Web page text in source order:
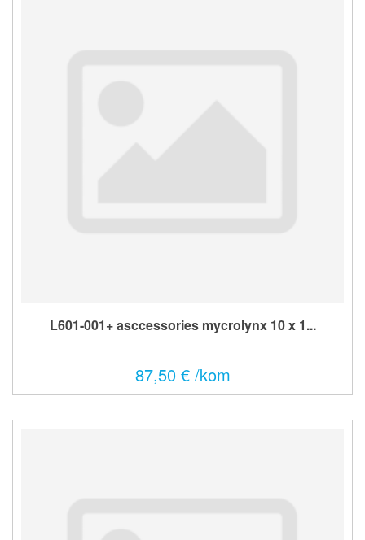
L601-001+ asccessories mycrolynx 10 x 1...
87,50 € /kom